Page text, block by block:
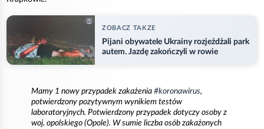
ZOBACZ TAKZE
Pijani obywatele Ukrainy rozjeżdżali park
autem. Jazdę zakończyli w rowie
Mamy 1 nowy przypadek zakażenia #koronawirus,
potwierdzony pozytywnym wynikiem testów
laboratoryjnych. Potwierdzony przypadek dotyczy osoby z
woj. opolskiego (Opole). W sumie liczba osób zakażonych